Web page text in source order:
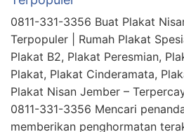
0811-331-3356 Buat Plakat
Terpopuler | Rumah Plakat
Plakat B2, Plakat Peresmian,
Plakat, Plakat Cinderamata,
Plakat Nisan Jember –
0811-331-3356 Mencari
memberikan penghormatan